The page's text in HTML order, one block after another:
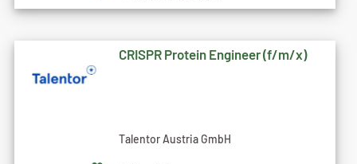
CRISPR Protein Engineer (f/m/x)
Talentor Austria GmbH